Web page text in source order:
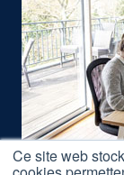
Ce site web